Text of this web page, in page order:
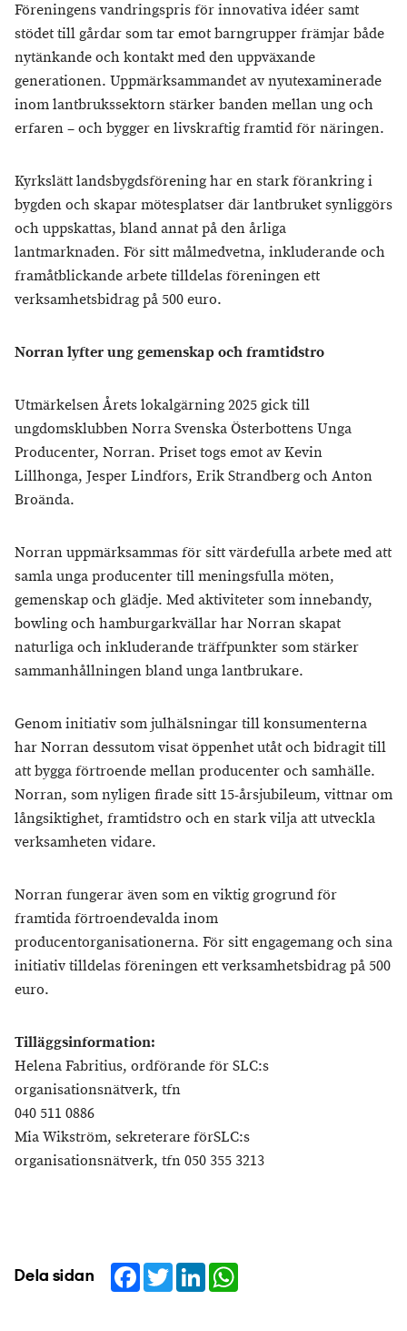
Föreningens vandringspris för innovativa idéer samt
stödet till gårdar som tar emot barngrupper främjar både
nytänkande och kontakt med den uppväxande
generationen. Uppmärksammandet av nyutexaminerade
inom lantbrukssektorn stärker banden mellan ung och
erfaren – och bygger en livskraftig framtid för näringen.
Kyrkslätt landsbygdsförening har en stark förankring i
bygden och skapar mötesplatser där lantbruket synliggörs
och uppskattas, bland annat på den årliga
lantmarknaden. För sitt målmedvetna, inkluderande och
framåtblickande arbete tilldelas föreningen ett
verksamhetsbidrag på 500 euro.
Norran lyfter ung gemenskap och framtidstro
Utmärkelsen Årets lokalgärning 2025 gick till
ungdomsklubben Norra Svenska Österbottens Unga
Producenter, Norran. Priset togs emot av Kevin
Lillhonga, Jesper Lindfors, Erik Strandberg och Anton
Broända.
Norran uppmärksammas för sitt värdefulla arbete med att
samla unga producenter till meningsfulla möten,
gemenskap och glädje. Med aktiviteter som innebandy,
bowling och hamburgarkvällar har Norran skapat
naturliga och inkluderande träffpunkter som stärker
sammanhållningen bland unga lantbrukare.
Genom initiativ som julhälsningar till konsumenterna
har Norran dessutom visat öppenhet utåt och bidragit till
att bygga förtroende mellan producenter och samhälle.
Norran, som nyligen firade sitt 15-årsjubileum, vittnar om
långsiktighet, framtidstro och en stark vilja att utveckla
verksamheten vidare.
Norran fungerar även som en viktig grogrund för
framtida förtroendevalda inom
producentorganisationerna. För sitt engagemang och sina
initiativ tilldelas föreningen ett verksamhetsbidrag på 500
euro.
Tilläggsinformation:
Helena Fabritius, ordförande för SLC:s
organisationsnätverk, tfn
040 511 0886
Mia Wikström, sekreterare förSLC:s
organisationsnätverk, tfn 050 355 3213
Dela sidan Facebook
TwitterLinkedIn